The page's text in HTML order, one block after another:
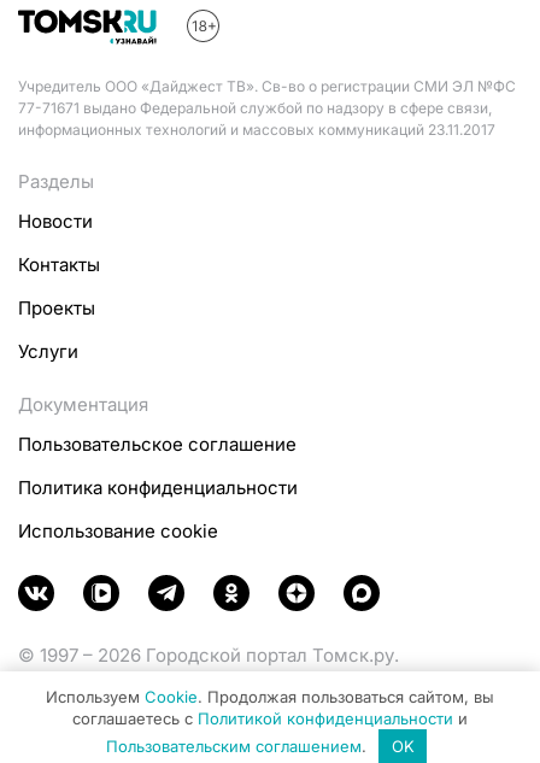
Учредитель ООО «Дайджест ТВ». Св-во о регистрации СМИ ЭЛ №ФС
77-71671 выдано Федеральной службой по надзору в сфере связи,
информационных технологий и массовых коммуникаций 23.11.2017
Разделы
Новости
Контакты
Проекты
Услуги
Документация
Пользовательское соглашение
Политика конфиденциальности
Использование cookie
© 1997 – 2026 Городской портал Томск.ру.
Министерства цифрового развития, связи и массовых
коммуникаций Российской Федерации.
Используем Cookie. Продолжая пользоваться сайтом, вы
соглашаетесь с Политикой конфиденциальности и
Пользовательским соглашением. OK